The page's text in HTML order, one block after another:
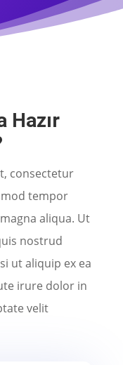
Hazır
consectetur
tempor
aliqua. Ut
nostrud
ut aliquip ex ea
irure dolor in
velit